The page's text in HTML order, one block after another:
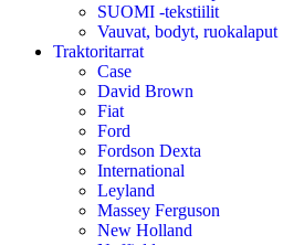
SUOMI -tekstiilit
Vauvat, bodyt, ruokalaput
Traktoritarrat
Case
David Brown
Fiat
Ford
Fordson Dexta
International
Leyland
Massey Ferguson
New Holland